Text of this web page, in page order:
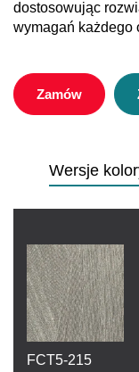
dostosowując
wymagań każdego
Zamów
Wersje
FCT5-215